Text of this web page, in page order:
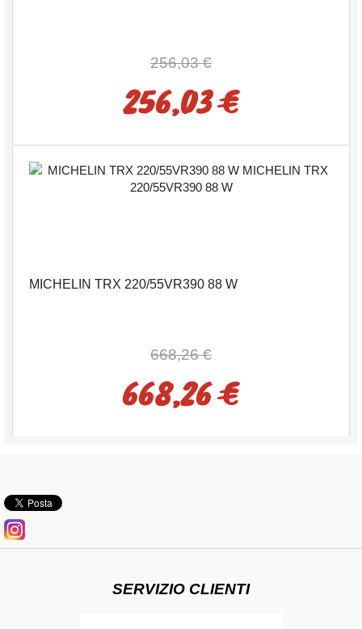
256,03 €
256,03 €
MICHELIN TRX 220/55VR390 88 W
668,26 €
668,26 €
SERVIZIO CLIENTI